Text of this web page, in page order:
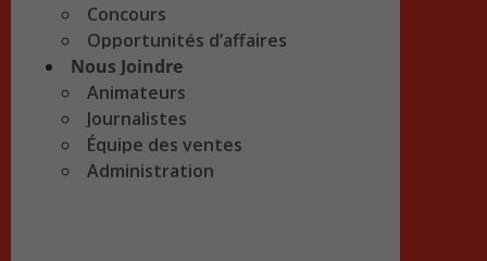
Concours
Opportunités d’affaires
Nous Joindre
Animateurs
Journalistes
Équipe des ventes
Administration